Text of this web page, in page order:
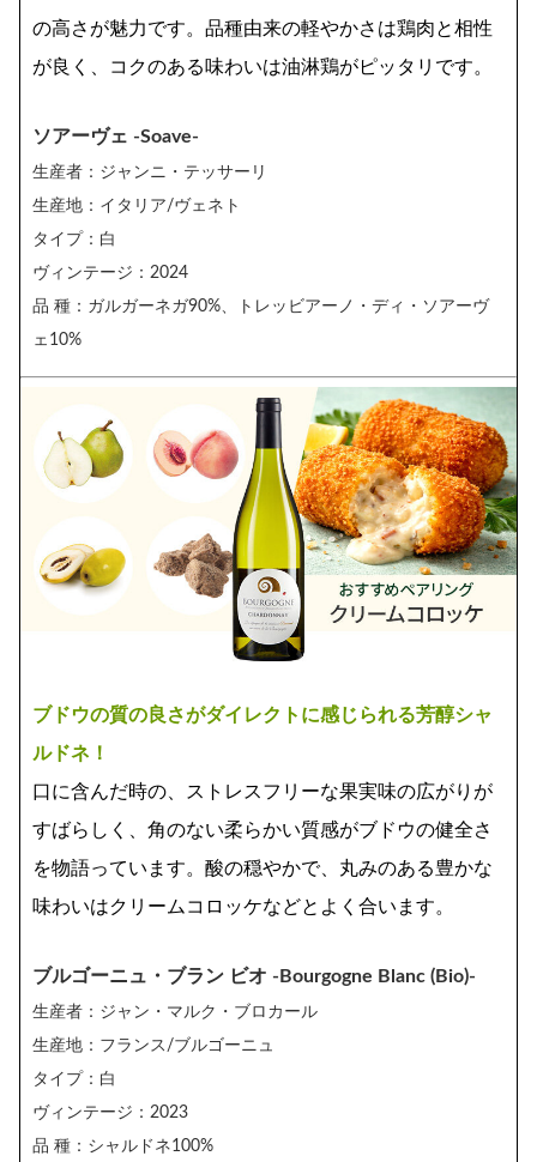
の高さが魅力です。品種由来の軽やかさは鶏肉と相性
が良く、コクのある味わいは油淋鶏がピッタリです。
ソアーヴェ -Soave-
生産者：ジャンニ・テッサーリ
生産地：イタリア/ヴェネト
タイプ：白
ヴィンテージ：2024
品 種：ガルガーネガ90%、トレッビアーノ・ディ・ソアーヴ
ェ10%
ブドウの質の良さがダイレクトに感じられる芳醇シャ
ルドネ！
口に含んだ時の、ストレスフリーな果実味の広がりが
すばらしく、角のない柔らかい質感がブドウの健全さ
を物語っています。酸の穏やかで、丸みのある豊かな
味わいはクリームコロッケなどとよく合います。
ブルゴーニュ・ブラン ビオ -Bourgogne Blanc (Bio)-
生産者：ジャン・マルク・ブロカール
生産地：フランス/ブルゴーニュ
タイプ：白
ヴィンテージ：2023
品 種：シャルドネ100%